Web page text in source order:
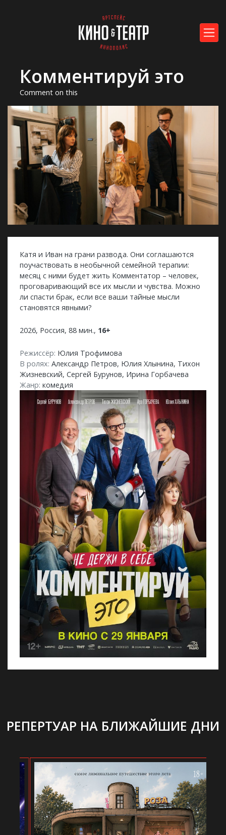
Комментируй это
Comment on this
Катя и Иван на грани развода. Они соглашаются
поучаствовать в необычной семейной терапии:
месяц с ними будет жить Комментатор – человек,
проговаривающий все их мысли и чувства. Можно
ли спасти брак, если все ваши тайные мысли
становятся явными?
2026, Россия, 88 мин., 16+
Режиссёр: Юлия Трофимова
В ролях: Александр Петров, Юлия Хлынина, Тихон
Жизневский, Сергей Бурунов, Ирина Горбачева
Жанр: комедия
РЕПЕРТУАР НА БЛИЖАЙШИЕ ДНИ